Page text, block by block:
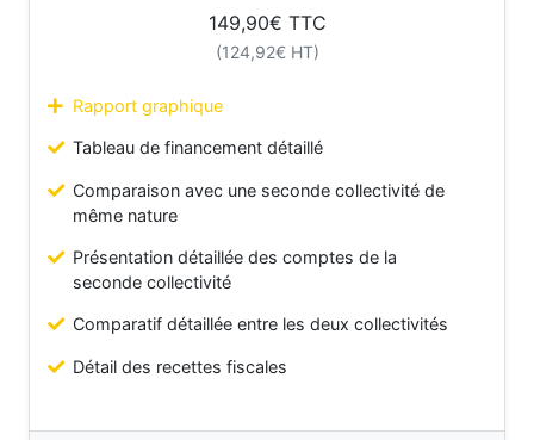
149,90€ TTC
(124,92€ HT)
Rapport graphique
Tableau de financement détaillé
Comparaison avec une seconde collectivité de
même nature
Présentation détaillée des comptes de la
seconde collectivité
Comparatif détaillée entre les deux collectivités
Détail des recettes fiscales